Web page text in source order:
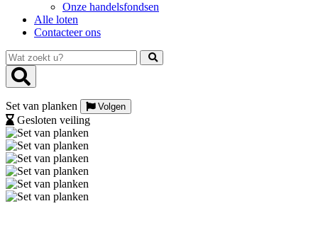
Onze handelsfondsen
Alle loten
Contacteer ons
Wat
zoekt
u?
Set van planken Volgen
Gesloten veiling